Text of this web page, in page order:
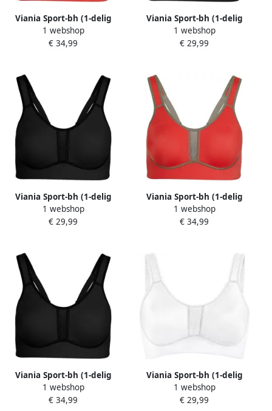
Viania Sport-bh (1-delig
Enkelverpakking)
1 webshop
€ 34,99
Viania Sport-bh (1-delig
Enkelverpakking)
1 webshop
€ 29,99
Viania Sport-bh (1-delig
Enkelverpakking)
1 webshop
€ 29,99
Viania Sport-bh (1-delig
Enkelverpakking)
1 webshop
€ 34,99
Viania Sport-bh (1-delig
Enkelverpakking)
1 webshop
€ 34,99
Viania Sport-bh (1-delig
Enkelverpakking)
1 webshop
€ 29,99